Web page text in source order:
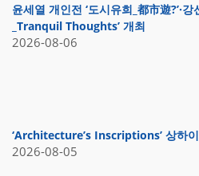
윤세열 개인전 ‘도시유희_都市遊?’·
_Tranquil Thoughts’ 개최
2026-08-06
‘Architecture’s Inscriptions’ 상하
2026-08-05